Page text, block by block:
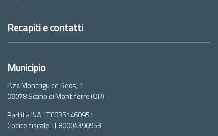
Recapiti e contatti
Municipio
P.za Montrigu de Reos, 1
09078 Scano di Montiferro (OR)
Partita IVA. IT00351460951
Codice fiscale. IT80004390953